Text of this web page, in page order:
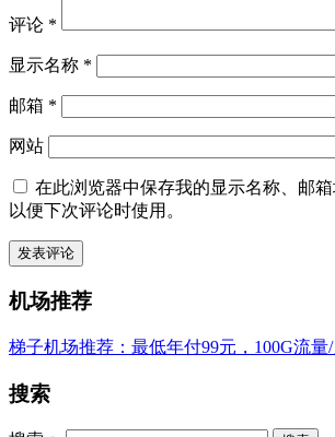
评论 *
显示名称 *
邮箱 *
网站
在此浏览器中保存我的显示名称、邮箱
以便下次评论时使用。
机场推荐
梯子机场推荐：最低年付99元，100G流量/
搜索